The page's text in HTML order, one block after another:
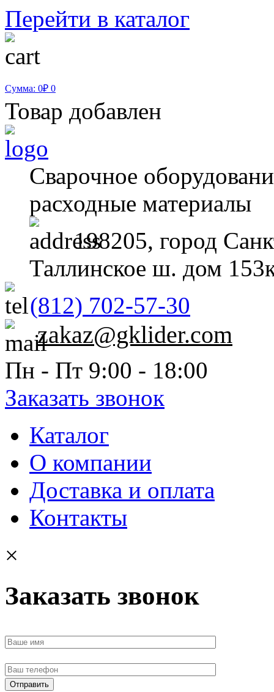
Перейти в каталог
Сумма: 0₽ 0
Товар добавлен
Сварочное
расходные материалы
198205, город
Таллинское ш. дом
(812) 702-57-30
zakaz@gklider.com
Пн - Пт 9:00 - 18:00
Заказать звонок
Каталог
О компании
Доставка и оплата
Контакты
×
Заказать звонок